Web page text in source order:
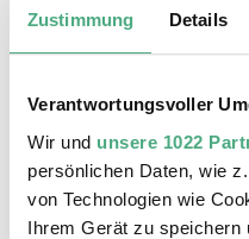
Zustimmung Details
Verantwortungsvoller
Wir und unsere 1022
persönlichen Daten, wie
von Technologien wie
Ihrem Gerät zu speichern
Erwachsene |
3
gesetzlichen
Kinder und
Jahre
gültig ab 1.